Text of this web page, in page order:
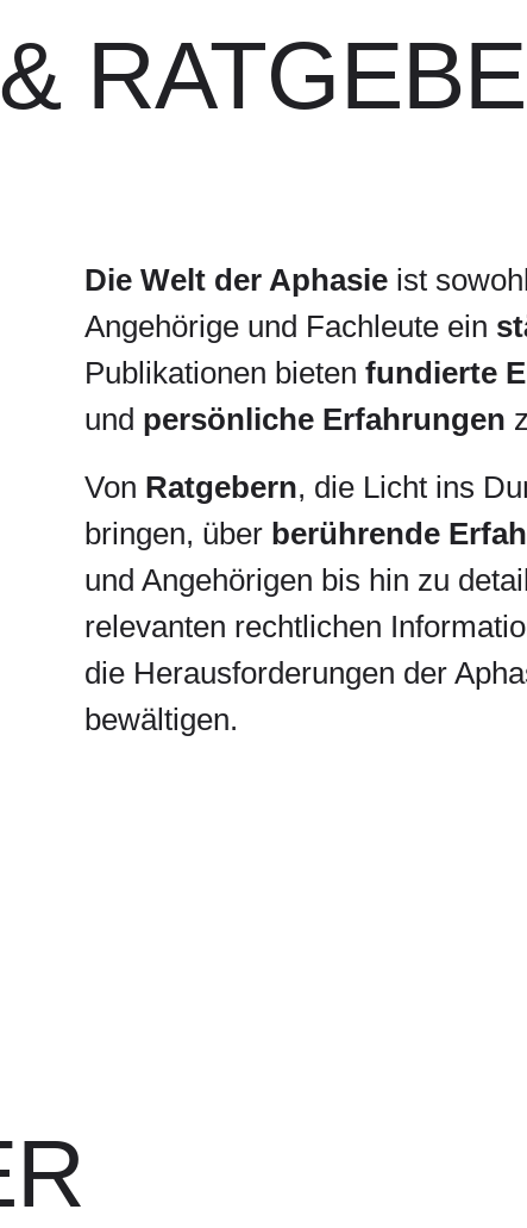
Die Welt der Aphasie ist
Angehörige und Fachleute ein
Publikationen bietenfundierte
und persönliche Erfahrungen
Von Ratgebern, die Licht ins
bringen, über berührende
und Angehörigen bis hin zu
relevanten rechtlichen
die Herausforderungen der
bewältigen.